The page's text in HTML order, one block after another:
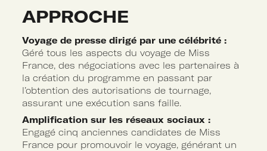
APPROCHE
Voyage de presse dirigé par une célébrité :
Géré tous les aspects du voyage de Miss
France, des négociations avec les partenaires à
la création du programme en passant par
l’obtention des autorisations de tournage,
assurant une exécution sans faille.
Amplification sur les réseaux sociaux :
Engagé cinq anciennes candidates de Miss
France pour promouvoir le voyage, générant un